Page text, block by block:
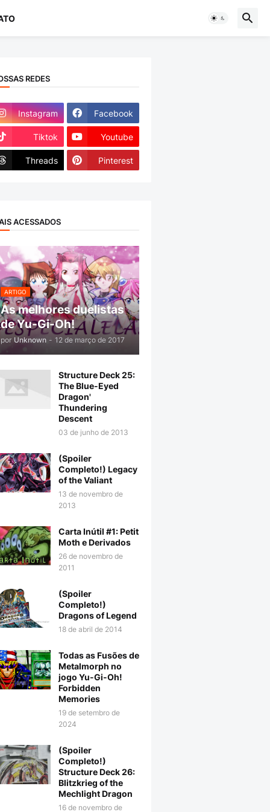
REDES
Instagram Facebook
Tiktok Youtube
Threads Pinterest
ACESSADOS
ARTIGO
As melhores duelistas
de Yu-Gi-Oh!
por Unknown - 12 de março de 2017
Structure Deck 25:
The Blue-Eyed
Dragon'
Thundering
Descent
03 de junho de 2013
(Spoiler
Completo!) Legacy
of the Valiant
13 de novembro de
2013
Carta Inútil #1: Petit
Moth e Derivados
26 de novembro de
2011
(Spoiler
Completo!)
Dragons of Legend
18 de abril de 2014
Todas as Fusões de
Metalmorph no
jogo Yu-Gi-Oh!
Forbidden
Memories
19 de setembro de
2024
(Spoiler
Completo!)
Structure Deck 26:
Blitzkrieg of the
Mechlight Dragon
16 de novembro de